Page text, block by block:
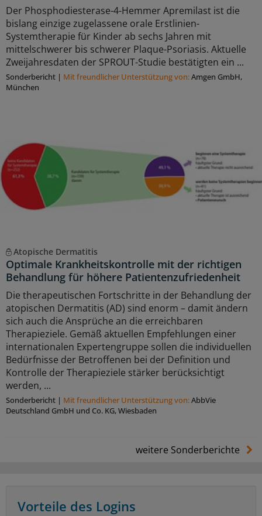
Der Phosphodiesterase-4-Hemmer Apremilast ist die
bislang einzige zugelassene orale Erstlinien-
Systemtherapie für Kinder ab sechs Jahren mit
mittelschwerer bis schwerer Plaque-Psoriasis. Aktuelle
Zweijahresdaten der SPROUT-Studie bestätigten ein ...
Sonderbericht | Mit freundlicher Unterstützung von:Amgen GmbH,
München
Atopische Dermatitis
Optimale Krankheitskontrolle mit der richtigen
Behandlung für höhere Patientenzufriedenheit
Die therapeutischen Fortschritte in der Behandlung der
atopischen Dermatitis (AD) sind enorm – damit ändern
sich auch die Ansprüche an die erreichbaren
Therapieziele. Gemäß aktuellen Empfehlungen einer
internationalen Expertengruppe sollen die individuellen
Bedürfnisse der Betroffenen bei der Definition und
Kontrolle der Therapieziele stärker berücksichtigt
werden, ...
Sonderbericht | Mit freundlicher Unterstützung von:AbbVie
Deutschland GmbH und Co. KG, Wiesbaden
weitere Sonderberichte
Vorteile des Logins